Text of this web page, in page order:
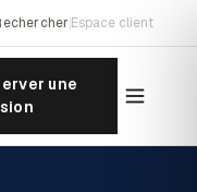
Espace client
une